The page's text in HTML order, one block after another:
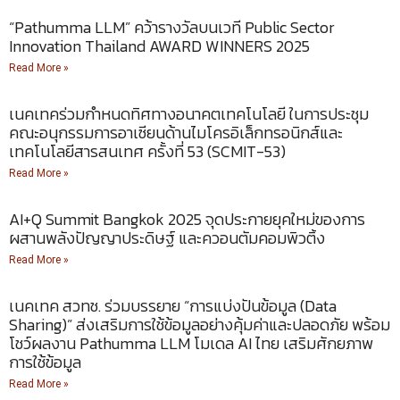
“Pathumma LLM” คว้ารางวัลบนเวที Public Sector
Innovation Thailand AWARD WINNERS 2025
Read More »
เนคเทคร่วมกำหนดทิศทางอนาคตเทคโนโลยี ในการประชุม
คณะอนุกรรมการอาเซียนด้านไมโครอิเล็กทรอนิกส์และ
เทคโนโลยีสารสนเทศ ครั้งที่ 53 (SCMIT-53)
Read More »
AI+Q Summit Bangkok 2025 จุดประกายยุคใหม่ของการ
ผสานพลังปัญญาประดิษฐ์ และควอนตัมคอมพิวติ้ง
Read More »
เนคเทค สวทช. ร่วมบรรยาย “การแบ่งปันข้อมูล (Data
Sharing)” ส่งเสริมการใช้ข้อมูลอย่างคุ้มค่าและปลอดภัย พร้อม
โชว์ผลงาน Pathumma LLM โมเดล AI ไทย เสริมศักยภาพ
การใช้ข้อมูล
Read More »